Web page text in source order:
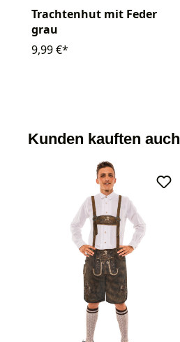
Trachtenhut mit Feder
grau
9,99 €*
Kunden kauften auch